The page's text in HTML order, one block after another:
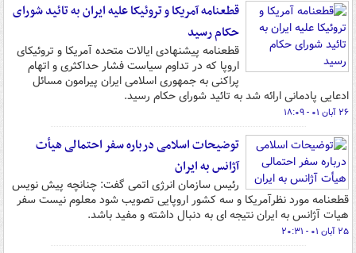
قطعنامه آمریکا و تروئیکا علیه ایران به تائید شورای
حکام رسید
قطعنامه پیشنهادی ایالات متحده آمریکا و تروئیکای
اروپا که در تداوم سیاست فشار حداکثری و اتهام
پراکنی به جمهوری اسلامی ایران پیرامون مسائل
ادعایی پادمانی ارائه شد به تائید شورای حکام رسید.
۲۶ آبان ۰۱ - ۱۸:۰۹
توضیحات اسلامی درباره سفر احتمالی هیأت
آژانس به ایران
رئیس سازمان انرژی اتمی گفت: چنانچه پیش نویس
قطعنامه مورد نظرآمریکا و سه کشور اروپایی تصویب شود معلوم نیست سفر
هیات آژانس به ایران نتیجه ای به دنبال داشته و مفید باشد.
۲۵ آبان ۰۱ - ۲۰:۳۱